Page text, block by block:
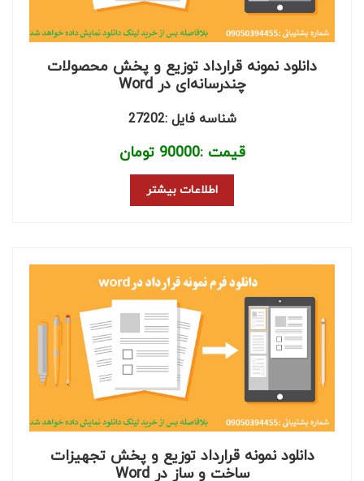
دانلود نمونه قرارداد توزیع و پخش محصولات
چندرسانه‌ای در Word
شناسه فایل :27202
قیمت :90000 تومان
اطلاعات بیشتر
دانلود نمونه قرارداد توزیع و پخش تجهیزات
ساخت و ساز در Word